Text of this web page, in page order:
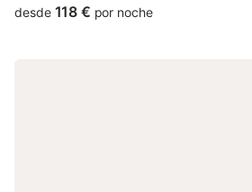
seasonal outdoor pool. The property has
desde 118 € por noche